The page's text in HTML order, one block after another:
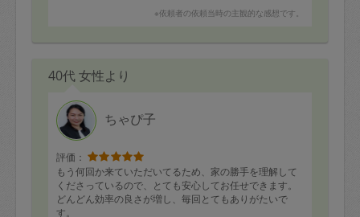
※依頼者の依頼当時の主観的な感想です。
40代 女性より
ちゃぴ子
評価：
もう何回か来ていただいてるため、家の勝手を理解して
くださっているので、とても安心してお任せできます。
どんどん効率の良さが増し、毎回とてもありがたいで
す。